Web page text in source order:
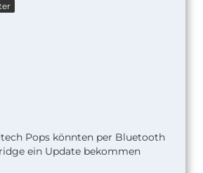
Pops könnten per Bluetooth
ein Update bekommen